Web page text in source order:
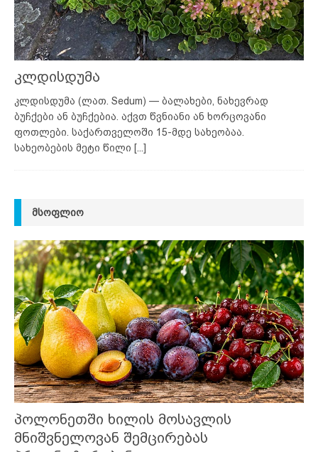
კლდისდუმა
კლდისდუმა (ლათ. Sedum) — ბალახები, ნახევრად
ბუჩქები ან ბუჩქებია. აქვთ წვნიანი ან ხორცოვანი
ფოთლები. საქართველოში 15-მდე სახეობაა.
სახეობების მეტი წილი [...]
ᲛᲡᲝᲤᲚᲘᲝ
პოლონეთში ხილის მოსავლის
მნიშვნელოვან შემცირებას